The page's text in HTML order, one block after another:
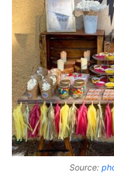
Source: